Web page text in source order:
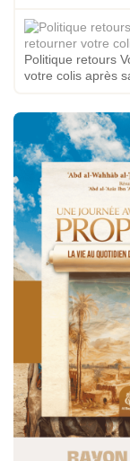
Politique retours
votre colis après